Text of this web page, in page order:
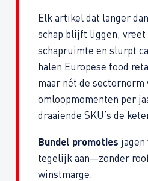
Elk artikel dat langer
schap blijft liggen,
schap­ruimte en slurpt
halen Europese food
maar nét de sector­norm
omloopmomenten per
draaiende SKU’s de
Bundel promoties jagen
tegelijk aan—zonder
winstmarge.